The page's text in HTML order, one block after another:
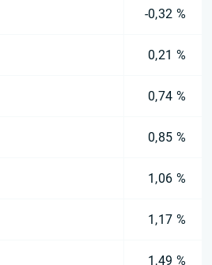
-0,32 %
0,21 %
0,74 %
0,85 %
1,06 %
1,17 %
1,49 %